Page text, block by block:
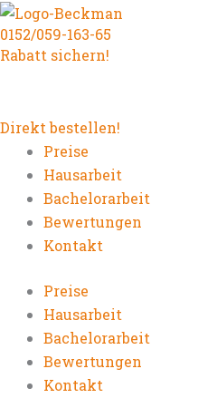
Zum
Inhalt
springen
0152/059-163-65
Rabatt sichern!
Direkt bestellen!
Preise
Hausarbeit
Bachelorarbeit
Bewertungen
Kontakt
Preise
Hausarbeit
Bachelorarbeit
Bewertungen
Kontakt